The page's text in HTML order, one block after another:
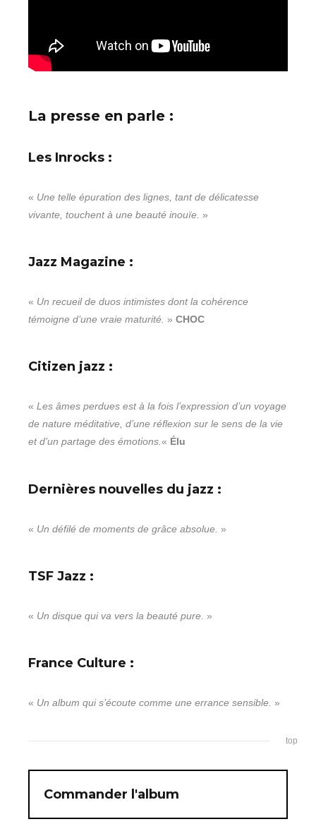
La presse en parle :
Les Inrocks :
« Une telle épuration des lignes, tant de délicatesse
vivante, touchent à une beauté inouïe. »
Jazz Magazine :
« Un recueil de duos intimistes dont la cohérence
témoigne d’une vraie maturité. » CHOC
Citizen jazz :
« Les âmes perdues est à la fois l’expression d’un voyage
de nature méditative, d’une réflexion sur le sens de la vie
et d’un partage des émotions. « Élu
Dernières nouvelles du jazz :
« Un défilé de moments de grâce absolue. »
TSF Jazz :
« Un disque qui va vers la beauté pure. »
France Culture :
« Un album qui s’écoute comme une errance sensible. »
top
Commander l'album